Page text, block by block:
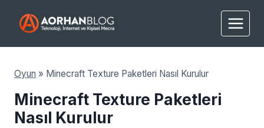
Oyun » Minecraft Texture Paketleri Nasıl Kurulur
Minecraft Texture Paketleri
Nasıl Kurulur